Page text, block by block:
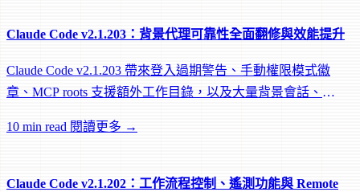
Claude Code v2.1.203：背景代理可靠性全面翻修與效能提升
Claude Code v2.1.203 帶來登入過期警告、手動權限模式徽
章、MCP roots 支援額外工作目錄，以及大量背景會話、
10 min read 閱讀更多 →
Claude Code v2.1.202：工作流程控制、遙測功能與 Remote